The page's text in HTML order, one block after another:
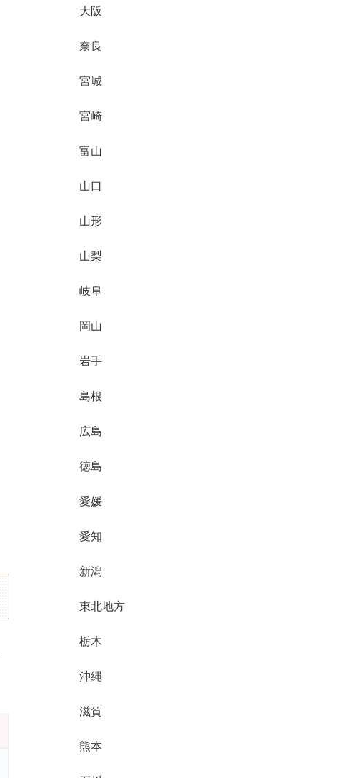
大阪
奈良
宮城
宮崎
富山
山口
山形
山梨
岐阜
岡山
岩手
島根
広島
徳島
愛媛
愛知
新潟
東北地方
栃木
沖縄
滋賀
熊本